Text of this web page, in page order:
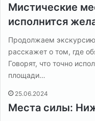
Мистические
исполнится
Продолжаем
расскажет о том, где
Говорят, что точно
площади…
25.06.2024
Места силы: